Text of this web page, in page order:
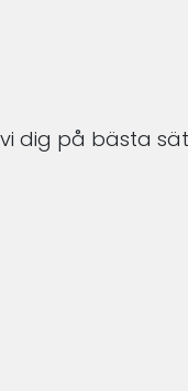
dig på bästa